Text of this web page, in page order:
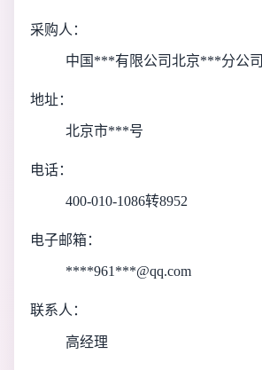
采购人：
中国***有限公司北京***分公司
地址：
北京市***号
电话：
400-010-1086转8952
电子邮箱：
****961***@qq.com
联系人：
高经理